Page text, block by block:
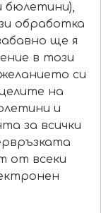
бюлетини),
обработка
ще я
в този
си
на
и
за всички
от всеки